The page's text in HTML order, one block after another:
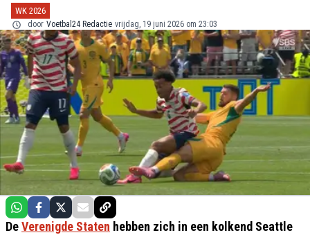
WK 2026
door Voetbal24 Redactie vrijdag, 19 juni 2026 om 23:03
DeVerenigde Staten hebben zich in een kolkend Seattle